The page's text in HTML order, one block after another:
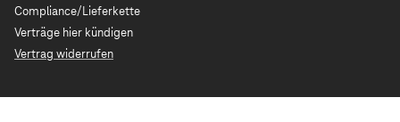
Compliance/Lieferkette
Verträge hier kündigen
Vertrag widerrufen